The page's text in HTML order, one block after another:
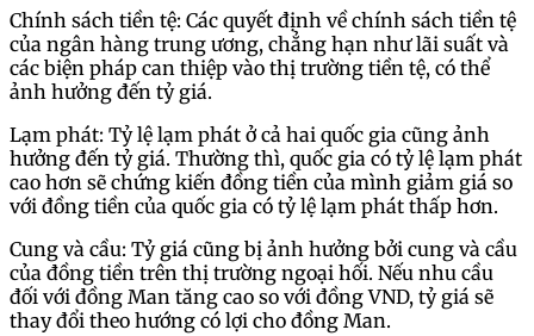
Chính sách tiền tệ: Các quyết định về chính sách tiền tệ
của ngân hàng trung ương, chẳng hạn như lãi suất và
các biện pháp can thiệp vào thị trường tiền tệ, có thể
ảnh hưởng đến tỷ giá.
Lạm phát: Tỷ lệ lạm phát ở cả hai quốc gia cũng ảnh
hưởng đến tỷ giá. Thường thì, quốc gia có tỷ lệ lạm phát
cao hơn sẽ chứng kiến đồng tiền của mình giảm giá so
với đồng tiền của quốc gia có tỷ lệ lạm phát thấp hơn.
Cung và cầu: Tỷ giá cũng bị ảnh hưởng bởi cung và cầu
của đồng tiền trên thị trường ngoại hối. Nếu nhu cầu
đối với đồng Man tăng cao so với đồng VND, tỷ giá sẽ
thay đổi theo hướng có lợi cho đồng Man.